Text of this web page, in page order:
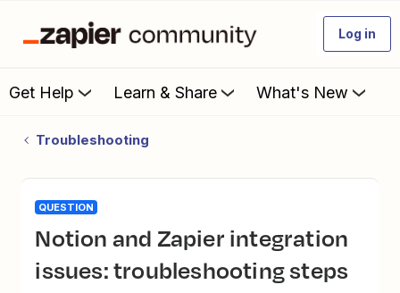
Log in
Get Help Learn & Share What's New
Troubleshooting
QUESTION
Notion and Zapier integration
issues: troubleshooting steps